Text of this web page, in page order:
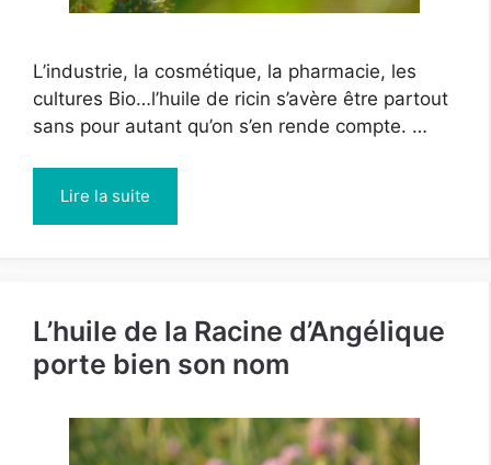
L’industrie, la cosmétique, la pharmacie, les
cultures Bio…l’huile de ricin s’avère être partout
sans pour autant qu’on s’en rende compte. …
Lire la suite
L’huile de la Racine d’Angélique
porte bien son nom